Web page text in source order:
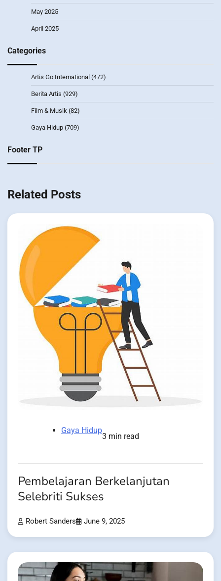
May 2025
April 2025
Categories
Artis Go International (472)
Berita Artis (929)
Film & Musik (82)
Gaya Hidup (709)
Footer TP
Related Posts
Gaya Hidup
3 min read
Pembelajaran Berkelanjutan
Selebriti Sukses
Robert Sanders June 9, 2025